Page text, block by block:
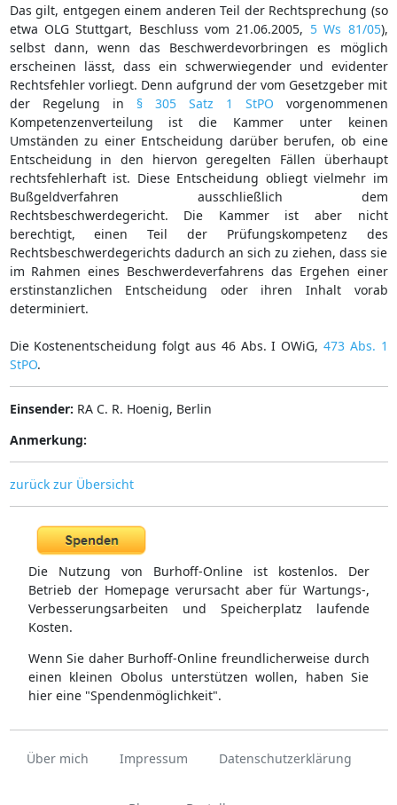
Das gilt, entgegen einem anderen Teil der Rechtsprechung (so
etwa OLG Stuttgart, Beschluss vom 21.06.2005, 5 Ws 81/05),
selbst dann, wenn das Beschwerdevorbringen es möglich
erscheinen lässt, dass ein schwerwiegender und evidenter
Rechtsfehler vorliegt. Denn aufgrund der vom Gesetzgeber mit
der Regelung in § 305 Satz 1 StPO vorgenommenen
Kompetenzenverteilung ist die Kammer unter keinen
Umständen zu einer Entscheidung darüber berufen, ob eine
Entscheidung in den hiervon geregelten Fällen überhaupt
rechtsfehlerhaft ist. Diese Entscheidung obliegt vielmehr im
Bußgeldverfahren ausschließlich dem
Rechtsbeschwerdegericht. Die Kammer ist aber nicht
berechtigt, einen Teil der Prüfungskompetenz des
Rechtsbeschwerdegerichts dadurch an sich zu ziehen, dass sie
im Rahmen eines Beschwerdeverfahrens das Ergehen einer
erstinstanzlichen Entscheidung oder ihren Inhalt vorab
determiniert.
Die Kostenentscheidung folgt aus 46 Abs. I OWiG, 473 Abs. 1
StPO.
Einsender: RA C. R. Hoenig, Berlin
Anmerkung:
zurück zur Übersicht
Die Nutzung von Burhoff-Online ist kostenlos. Der
Betrieb der Homepage verursacht aber für Wartungs-,
Verbesserungsarbeiten und Speicherplatz laufende
Kosten.
Wenn Sie daher Burhoff-Online freundlicherweise durch
einen kleinen Obolus unterstützen wollen, haben Sie
hier eine "Spendenmöglichkeit".
Über mich Impressum Datenschutzerklärung